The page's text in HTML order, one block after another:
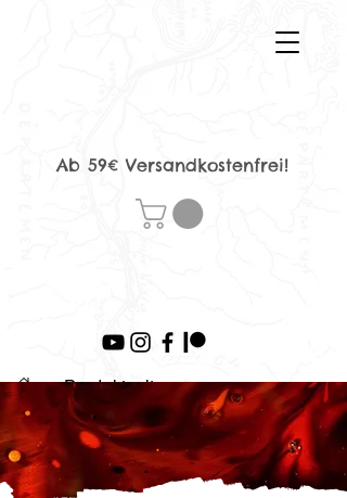
Ab 59€ Versandkostenfrei!
> Produktseite